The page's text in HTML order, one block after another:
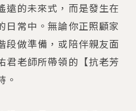
遠的未來式，而是發生在
日常中。無論你正照顧家
段做準備，或陪伴親友面
君老師所帶領的【抗老芳
。